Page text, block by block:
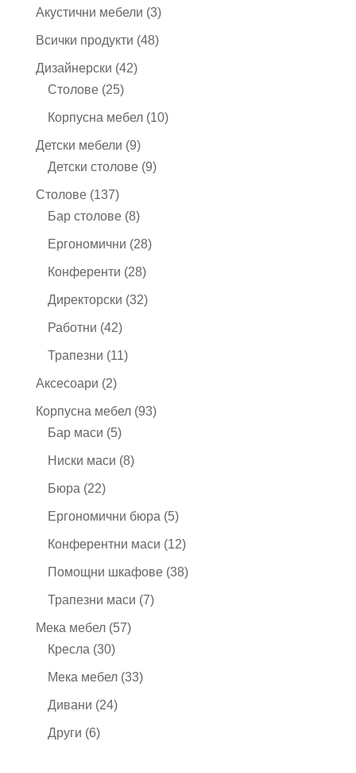
Акустични мебели 33
продукта
Всички продукти 4848
Дизайнерски 4242
Столове 2525
продукта
Корпусна мебел 1010
Детски мебели 99
продукта
Детски столове 99
Столове 137137
продукта
Бар столове 88
продукта
Ергономични 2828
Конференти 2828
продукта
Директорски 3232
Работни 4242
продукта
Трапезни 1111
Аксесоари 22
продукта
Корпусна мебел 9393
Бар маси 55
продукта
Ниски маси 88
Бюра 2222
продукта
Ергономични бюра 55
продукта
Конферентни маси 1212
продукта
Помощни шкафове 3838
Трапезни маси 77
Мека мебел 5757
Кресла 3030
продукта
Мека мебел 3333
Дивани 2424
Други 66